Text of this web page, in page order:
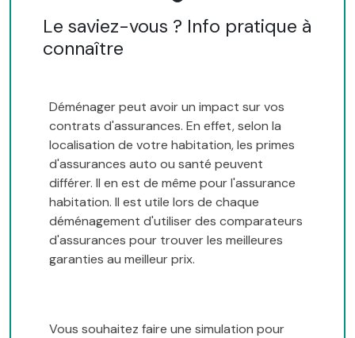
Le saviez-vous ? Info pratique à
connaître
Déménager peut avoir un impact sur vos
contrats d'assurances. En effet, selon la
localisation de votre habitation, les primes
d'assurances auto ou santé peuvent
différer. Il en est de même pour l'assurance
habitation. Il est utile lors de chaque
déménagement d'utiliser des comparateurs
d'assurances pour trouver les meilleures
garanties au meilleur prix.
Vous souhaitez faire une simulation pour